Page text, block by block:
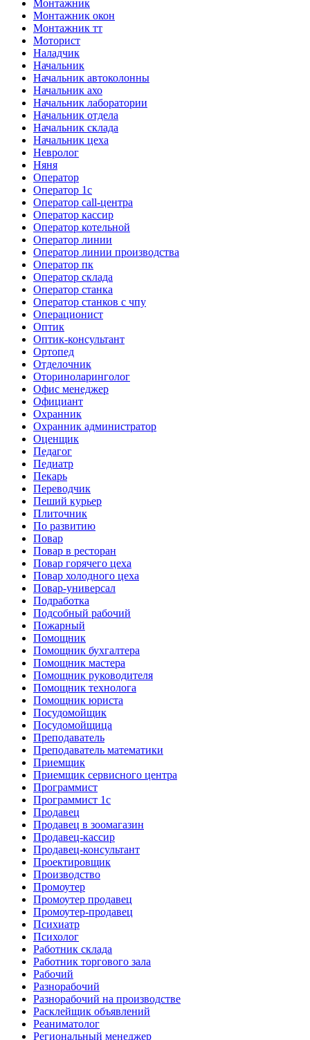
Монтажник
Монтажник окон
Монтажник тт
Моторист
Наладчик
Начальник
Начальник автоколонны
Начальник ахо
Начальник лаборатории
Начальник отдела
Начальник склада
Начальник цеха
Невролог
Няня
Оператор
Оператор 1с
Оператор call-центра
Оператор кассир
Оператор котельной
Оператор линии
Оператор линии производства
Оператор пк
Оператор склада
Оператор станка
Оператор станков с чпу
Операционист
Оптик
Оптик-консультант
Ортопед
Отделочник
Оториноларинголог
Офис менеджер
Официант
Охранник
Охранник администратор
Оценщик
Педагог
Педиатр
Пекарь
Переводчик
Пеший курьер
Плиточник
По развитию
Повар
Повар в ресторан
Повар горячего цеха
Повар холодного цеха
Повар-универсал
Подработка
Подсобный рабочий
Пожарный
Помощник
Помощник бухгалтера
Помощник мастера
Помощник руководителя
Помощник технолога
Помощник юриста
Посудомойщик
Посудомойщица
Преподаватель
Преподаватель математики
Приемщик
Приемщик сервисного центра
Программист
Программист 1с
Продавец
Продавец в зоомагазин
Продавец-кассир
Продавец-консультант
Проектировщик
Производство
Промоутер
Промоутер продавец
Промоутер-продавец
Психиатр
Психолог
Работник склада
Работник торгового зала
Рабочий
Разнорабочий
Разнорабочий на производстве
Расклейщик объявлений
Реаниматолог
Региональный менеджер